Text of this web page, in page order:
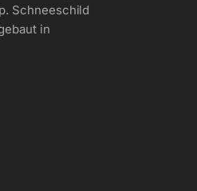
Schneeschild
in